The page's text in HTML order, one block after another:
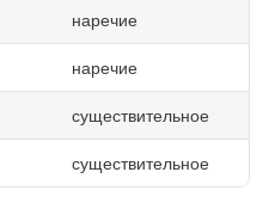
наречие
наречие
существительное
существительное